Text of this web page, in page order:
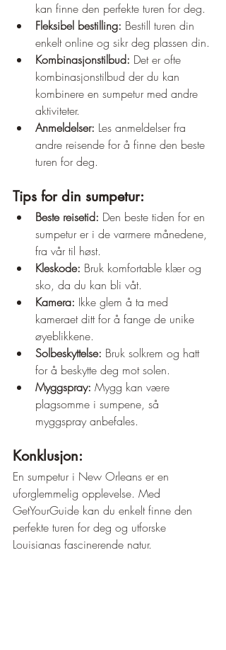
kan finne den perfekte turen for deg.
Fleksibel bestilling: Bestill turen din
enkelt online og sikr deg plassen din.
Kombinasjonstilbud: Det er ofte
kombinasjonstilbud der du kan
kombinere en sumpetur med andre
aktiviteter.
Anmeldelser: Les anmeldelser fra
andre reisende for å finne den beste
turen for deg.
Tips for din sumpetur:
Beste reisetid: Den beste tiden for en
sumpetur er i de varmere månedene,
fra vår til høst.
Kleskode: Bruk komfortable klær og
sko, da du kan bli våt.
Kamera: Ikke glem å ta med
kameraet ditt for å fange de unike
øyeblikkene.
Solbeskyttelse: Bruk solkrem og hatt
for å beskytte deg mot solen.
Myggspray: Mygg kan være
plagsomme i sumpene, så
myggspray anbefales.
Konklusjon:
En sumpetur i New Orleans er en
uforglemmelig opplevelse. Med
GetYourGuide kan du enkelt finne den
perfekte turen for deg og utforske
Louisianas fascinerende natur.